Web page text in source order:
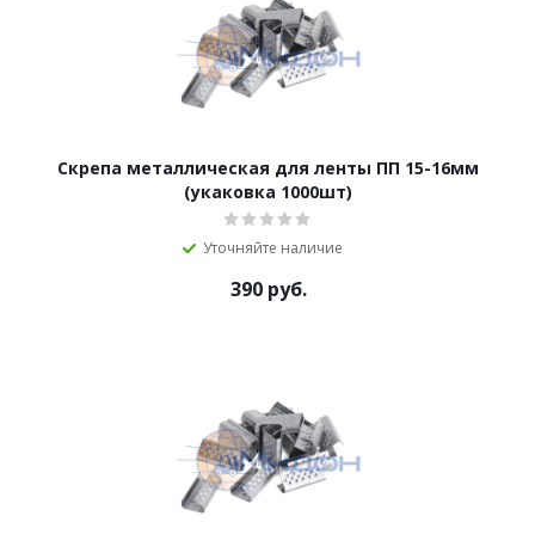
Скрепа металлическая для ленты ПП 15-16мм
(укаковка 1000шт)
Уточняйте наличие
390руб.